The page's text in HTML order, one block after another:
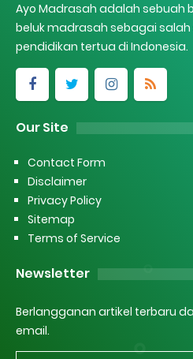
Ayo Madrasah adalah sebuah
beluk madrasah sebagai
pendidikan tertua di Indonesia.
Our Site
Contact Form
Disclaimer
Privacy Policy
Sitemap
Terms of Service
Newsletter
Berlangganan artikel terbaru
email.